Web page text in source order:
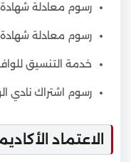
رسوم معادلة شهادة
رسوم معادلة شهادة الماجستير
خدمة التنسيق للوافدين 170 دولار
رسوم اشتراك نادي الوافدين 150
الاعتماد